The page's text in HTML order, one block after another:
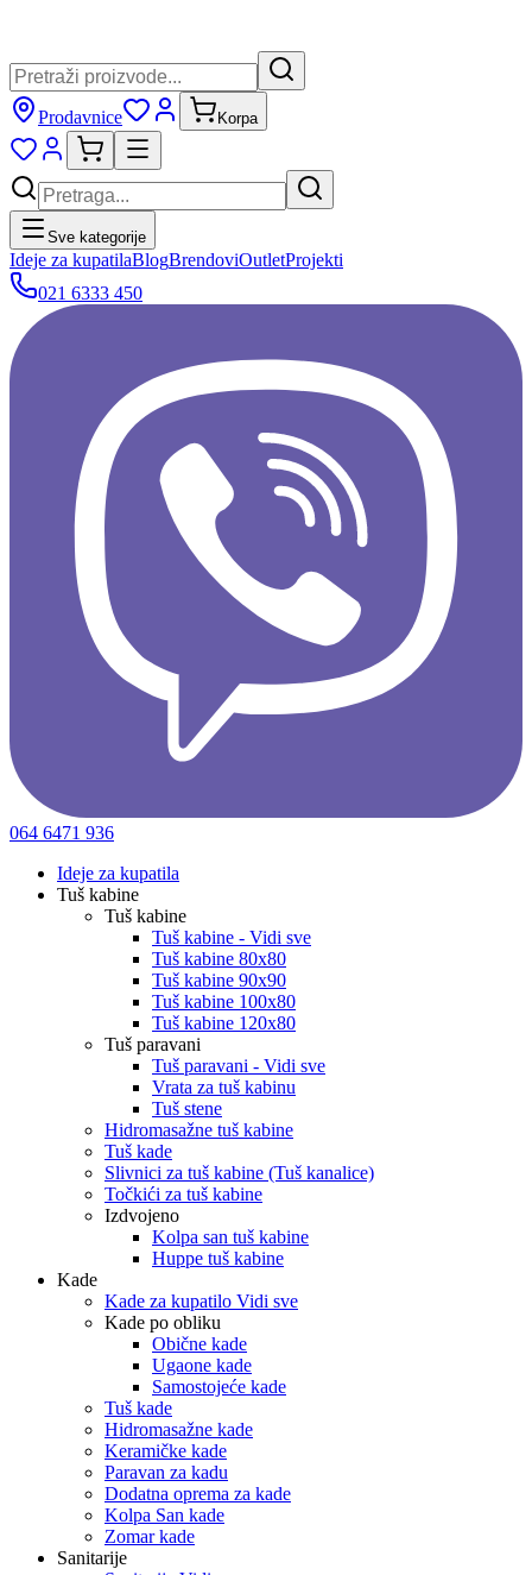
Prodavnice Korpa
Sve kategorije
Ideje za kupatilaBlogBrendoviOutletProjekti
021 6333 450
064 6471 936
Ideje za kupatila
Tuš kabine
Tuš kabine
Tuš kabine - Vidi sve
Tuš kabine 80x80
Tuš kabine 90x90
Tuš kabine 100x80
Tuš kabine 120x80
Tuš paravani
Tuš paravani - Vidi sve
Vrata za tuš kabinu
Tuš stene
Hidromasažne tuš kabine
Tuš kade
Slivnici za tuš kabine (Tuš kanalice)
Točkići za tuš kabine
Izdvojeno
Kolpa san tuš kabine
Huppe tuš kabine
Kade
Kade za kupatilo Vidi sve
Kade po obliku
Obične kade
Ugaone kade
Samostojeće kade
Tuš kade
Hidromasažne kade
Keramičke kade
Paravan za kadu
Dodatna oprema za kade
Kolpa San kade
Zomar kade
Sanitarije